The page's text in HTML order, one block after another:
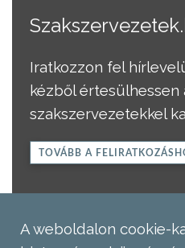
Iratkozzon fel
kézből értesülhessen
szakszervezetekkel
TOVÁBB A
A weboldalon cookie-